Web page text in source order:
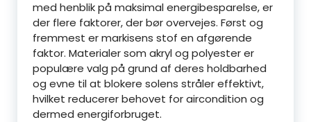
med henblik på maksimal energibesparelse, er
der flere faktorer, der bør overvejes. Først og
fremmest er markisens stof en afgørende
faktor. Materialer som akryl og polyester er
populære valg på grund af deres holdbarhed
og evne til at blokere solens stråler effektivt,
hvilket reducerer behovet for aircondition og
dermed energiforbruget.